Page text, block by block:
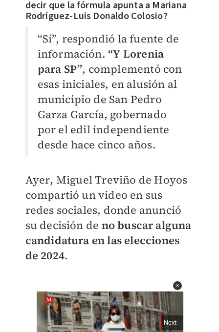
decir que la fórmula apunta a Mariana
Rodríguez-Luis Donaldo Colosio?
“Sí”, respondió la fuente de
información.“Y Lorenia
para SP”, complementó con
esas iniciales, en alusión al
municipio de San Pedro
Garza García, gobernado
por el edil independiente
desde hace cinco años.
Ayer, Miguel Treviño de Hoyos
compartió un video en sus
redes sociales, donde anunció
su decisión de no buscar alguna
candidatura en las elecciones
de 2024.